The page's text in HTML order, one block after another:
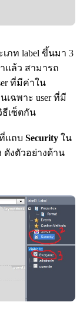
ภท label ขึ้นมา 3
แล้ว สามารถ
ที่มีค่าใน
เฉพาะ user ที่มี
ธีเซ็ตกัน
แถบ Security ใน
ดังตัวอย่างด้าน